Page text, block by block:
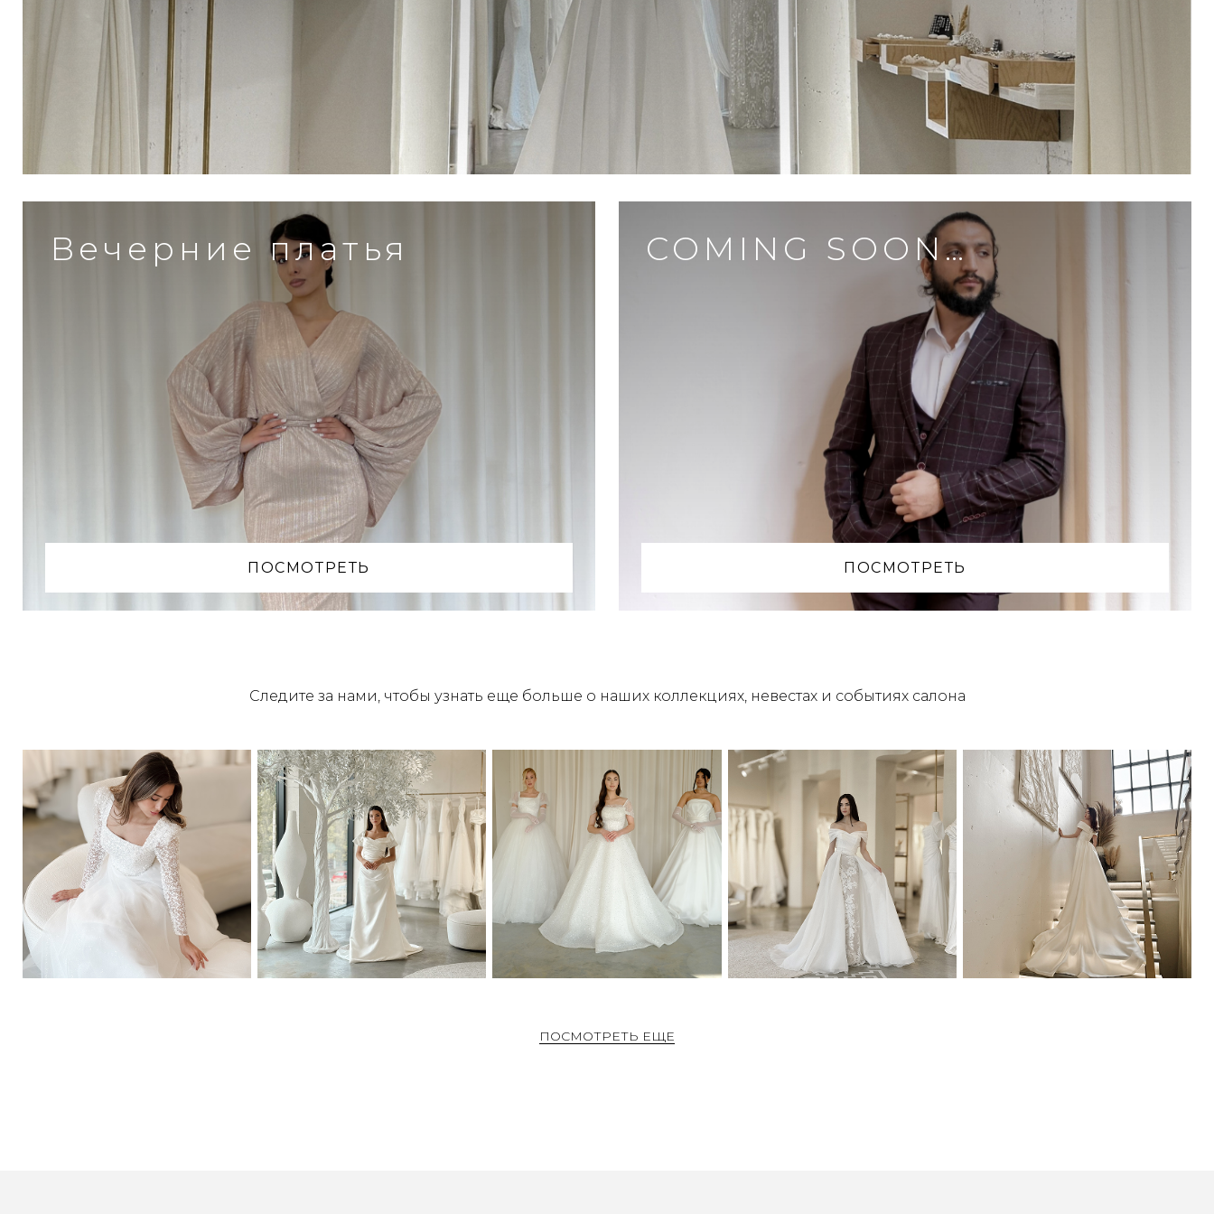
Вечерние платья
ПОСМОТРЕТЬ
COMING SOON…
ПОСМОТРЕТЬ
Следите за нами, чтобы узнать еще больше о наших коллекциях, невестах и событиях салона
ПОСМОТРЕТЬ ЕЩЕ